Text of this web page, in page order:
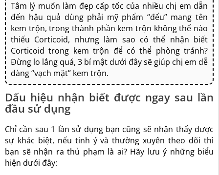
Tâm lý muốn làm đẹp cấp tốc của nhiều chị em dẫn
đến hậu quả dùng phải mỹ phẩm “đểu” mang tên
kem trộn, trong thành phần kem trộn không thể nào
thiếu Corticoid, nhưng làm sao có thể nhận biết
Corticoid trong kem trộn để có thể phòng tránh?
Đừng lo lắng quá, 3 bí mật dưới đây sẽ giúp chị em dễ
dàng “vạch mặt” kem trộn.
Dấu hiệu nhận biết được ngay sau lần
đầu sử dụng
Chỉ cần sau 1 lần sử dụng bạn cũng sẽ nhận thấy được
sự khác biệt, nếu tinh ý và thường xuyên theo dõi thì
bạn sẽ nhận ra thủ phạm là ai? Hãy lưu ý những biểu
hiện dưới đây: